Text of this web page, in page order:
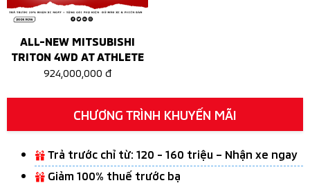
ALL-NEW MITSUBISHI
TRITON 4WD AT ATHLETE
924,000,000 đ
CHƯƠNG TRÌNH KHUYẾN MÃI
Trả trước chỉ từ: 120 - 160 triệu – Nhận xe ngay
Giảm 100% thuế trước bạ